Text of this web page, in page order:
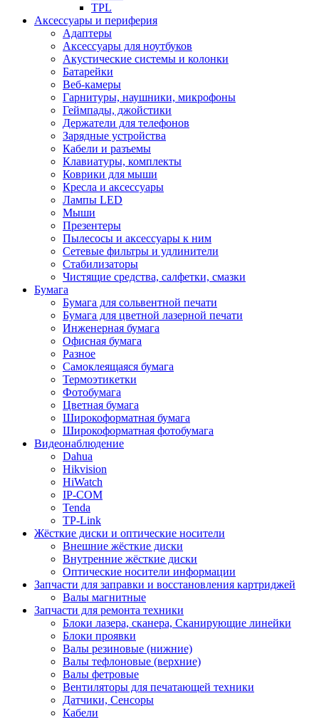
TPL
Аксессуары и периферия
Адаптеры
Аксессуары для ноутбуков
Акустические системы и колонки
Батарейки
Веб-камеры
Гарнитуры, наушники, микрофоны
Геймпады, джойстики
Держатели для телефонов
Зарядные устройства
Кабели и разъемы
Клавиатуры, комплекты
Коврики для мыши
Кресла и аксессуары
Лампы LED
Мыши
Презентеры
Пылесосы и аксессуары к ним
Сетевые фильтры и удлинители
Стабилизаторы
Чистящие средства, салфетки, смазки
Бумага
Бумага для сольвентной печати
Бумага для цветной лазерной печати
Инженерная бумага
Офисная бумага
Разное
Самоклеящаяся бумага
Термоэтикетки
Фотобумага
Цветная бумага
Широкоформатная бумага
Широкоформатная фотобумага
Видеонаблюдение
Dahua
Hikvision
HiWatch
IP-COM
Tenda
TP-Link
Жёсткие диски и оптические носители
Внешние жёсткие диски
Внутренние жёсткие диски
Оптические носители информации
Запчасти для заправки и восстановления картриджей
Валы магнитные
Запчасти для ремонта техники
Блоки лазера, сканера, Сканирующие линейки
Блоки проявки
Валы резиновые (нижние)
Валы тефлоновые (верхние)
Валы фетровые
Вентиляторы для печатающей техники
Датчики, Сенсоры
Кабели